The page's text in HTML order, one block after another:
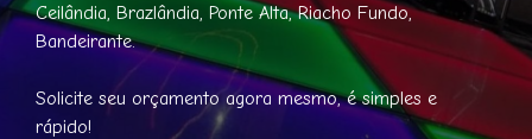
Ceilândia, Brazlândia, Ponte Alta, Riacho Fundo,
Bandeirante.
Solicite seu orçamento agora mesmo, é simples e
rápido!